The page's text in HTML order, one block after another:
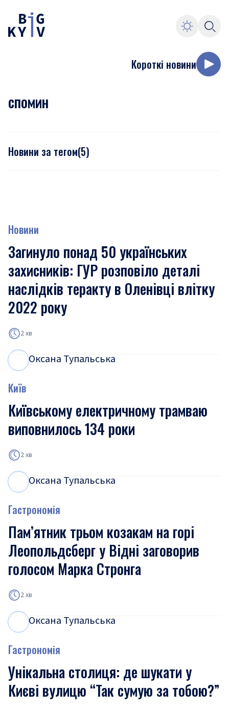
Короткі новини
спомин
Новини за тегом(5)
Новини
Загинуло понад 50 українських
захисників: ГУР розповіло деталі
наслідків теракту в Оленівці влітку
2022 року
2 хв
Оксана Тупальська
Київ
Київському електричному трамваю
виповнилось 134 роки
2 хв
Оксана Тупальська
Гастрономія
Пам’ятник трьом козакам на горі
Леопольдсберг у Відні заговорив
голосом Марка Стронга
2 хв
Оксана Тупальська
Гастрономія
Унікальна столиця: де шукати у
Києві вулицю “Так сумую за тобою?”